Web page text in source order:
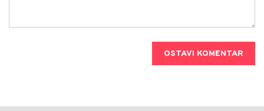
OSTAVI KOMENTAR